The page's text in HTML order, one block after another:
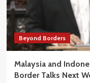
Beyond Borders
Malaysia and
Border Talks Next